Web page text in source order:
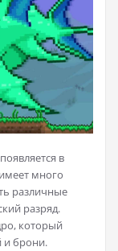
в
много
различные
разряд.
который
и брони.